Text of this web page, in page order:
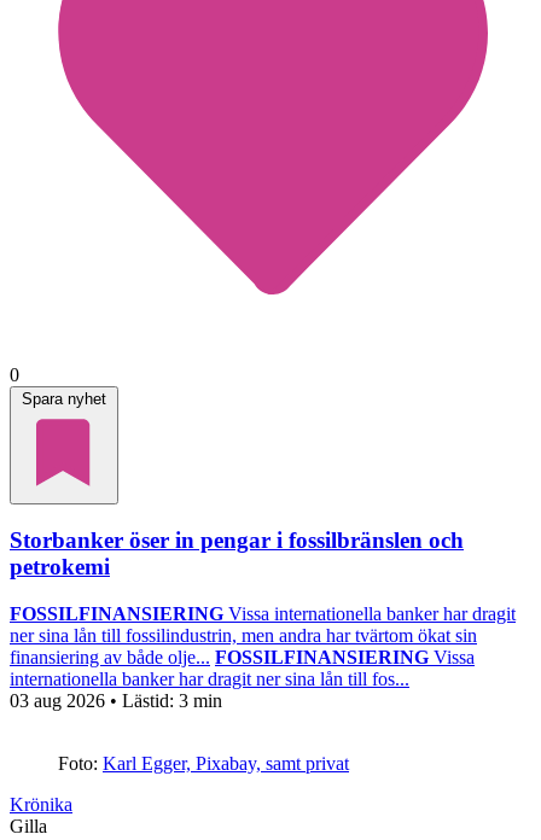
0
Spara nyhet
Storbanker öser in pengar i fossilbränslen och
petrokemi
FOSSILFINANSIERING Vissa internationella banker har dragit
ner sina lån till fossilindustrin, men andra har tvärtom ökat sin
finansiering av både olje... FOSSILFINANSIERING Vissa
internationella banker har dragit ner sina lån till fos...
03 aug 2026 • Lästid: 3 min
Foto: Karl Egger, Pixabay, samt privat
Krönika
Gilla